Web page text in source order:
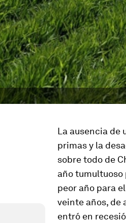
La ausencia de
primas y la
sobre todo de
año
peor año para
veinte años, de
entró en